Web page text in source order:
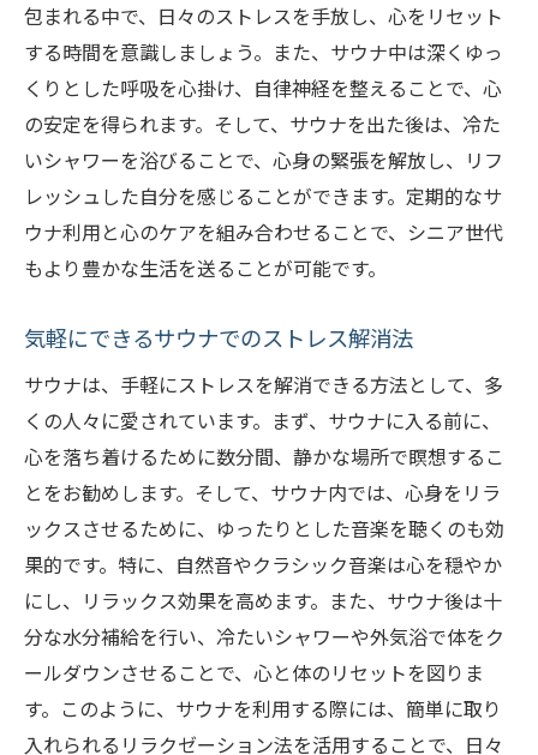
包まれる中で、日々のストレスを手放し、心をリセット
する時間を意識しましょう。また、サウナ中は深くゆっ
くりとした呼吸を心掛け、自律神経を整えることで、心
の安定を得られます。そして、サウナを出た後は、冷た
いシャワーを浴びることで、心身の緊張を解放し、リフ
レッシュした自分を感じることができます。定期的なサ
ウナ利用と心のケアを組み合わせることで、シニア世代
もより豊かな生活を送ることが可能です。
気軽にできるサウナでのストレス解消法
サウナは、手軽にストレスを解消できる方法として、多
くの人々に愛されています。まず、サウナに入る前に、
心を落ち着けるために数分間、静かな場所で瞑想するこ
とをお勧めします。そして、サウナ内では、心身をリラ
ックスさせるために、ゆったりとした音楽を聴くのも効
果的です。特に、自然音やクラシック音楽は心を穏やか
にし、リラックス効果を高めます。また、サウナ後は十
分な水分補給を行い、冷たいシャワーや外気浴で体をク
ールダウンさせることで、心と体のリセットを図りま
す。このように、サウナを利用する際には、簡単に取り
入れられるリラクゼーション法を活用することで、日々